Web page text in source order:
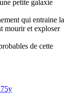
petite galaxie
qui entraine la
mourir et exploser
de cette